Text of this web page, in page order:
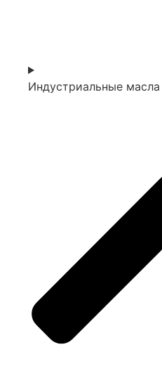
Индустриальные масла